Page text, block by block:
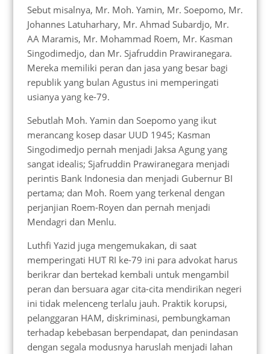
Sebut misalnya, Mr. Moh. Yamin, Mr. Soepomo, Mr.
Johannes Latuharhary, Mr. Ahmad Subardjo, Mr.
AA Maramis, Mr. Mohammad Roem, Mr. Kasman
Singodimedjo, dan Mr. Sjafruddin Prawiranegara.
Mereka memiliki peran dan jasa yang besar bagi
republik yang bulan Agustus ini memperingati
usianya yang ke-79.
Sebutlah Moh. Yamin dan Soepomo yang ikut
merancang kosep dasar UUD 1945; Kasman
Singodimedjo pernah menjadi Jaksa Agung yang
sangat idealis; Sjafruddin Prawiranegara menjadi
perintis Bank Indonesia dan menjadi Gubernur BI
pertama; dan Moh. Roem yang terkenal dengan
perjanjian Roem-Royen dan pernah menjadi
Mendagri dan Menlu.
Luthfi Yazid juga mengemukakan, di saat
memperingati HUT RI ke-79 ini para advokat harus
berikrar dan bertekad kembali untuk mengambil
peran dan bersuara agar cita-cita mendirikan negeri
ini tidak melenceng terlalu jauh. Praktik korupsi,
pelanggaran HAM, diskriminasi, pembungkaman
terhadap kebebasan berpendapat, dan penindasan
dengan segala modusnya haruslah menjadi lahan